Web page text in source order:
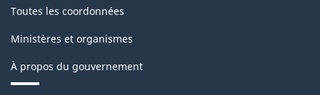
la
classification
Toutes les coordonnées
Ministères et organismes
À propos du gouvernement